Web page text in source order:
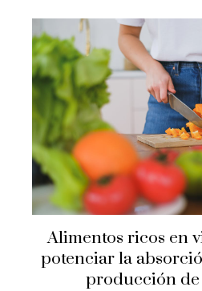
Alimentos ricos en
potenciar la
producción de